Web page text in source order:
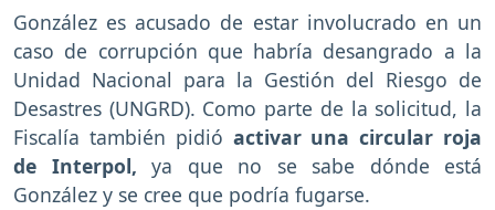
González es acusado de estar involucrado en un
caso de corrupción que habría desangrado a la
Unidad Nacional para la Gestión del Riesgo de
Desastres (UNGRD). Como parte de la solicitud, la
Fiscalía también pidió activar una circular roja
de Interpol, ya que no se sabe dónde está
González y se cree que podría fugarse.